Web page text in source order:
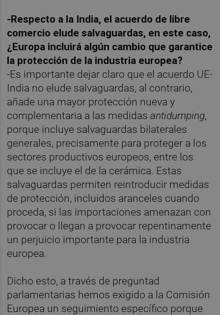
-Respecto a la India, el acuerdo de libre
comercio elude salvaguardas, en este caso,
¿Europa incluirá algún cambio que garantice
la protección de la industria europea?
-Es importante dejar claro que el acuerdo UE-
India no elude salvaguardas, al contrario,
añade una mayor protección nueva y
complementaria a las medidasantidumping,
porque incluye salvaguardas bilaterales
generales, precisamente para proteger a los
sectores productivos europeos, entre los
que se incluye el de la cerámica. Estas
salvaguardas permiten reintroducir medidas
de protección, incluidos aranceles cuando
proceda, si las importaciones amenazan con
provocar o llegan a provocar repentinamente
un perjuicio importante para la industria
europea.
Dicho esto, a través de preguntad
parlamentarias hemos exigido a la Comisión
Europea un seguimiento específico porque